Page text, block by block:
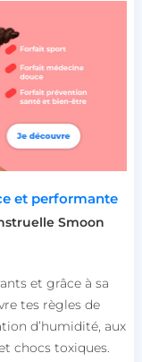
et performante
Smoon
et grâce à sa
tes règles de
d’humidité, aux
chocs toxiques.